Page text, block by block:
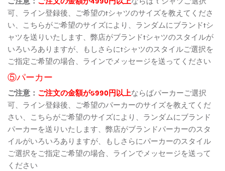
可、ライン登録後、ご希望のtシャツのサイズを教えてくださ
い、こちらがご希望のサイズにより、ランダムにブランドtシ
ャツを送りいたします、弊店がブランドtシャツのスタイルが
いろいろありますが、もしさらにtシャツのスタイルご選択を
ご指定ご希望の場合、ラインでメッセージを送ってください
⑤パーカー
ご注意： ご注文の金額が5990円以上ならばパーカーご選択
可、ライン登録後、ご希望のパーカーのサイズを教えてくだ
さい、こちらがご希望のサイズにより、ランダムにブランド
パーカーを送りいたします、弊店がブランドパーカーのスタ
イルがいろいろありますが、もしさらにパーカーのスタイル
ご選択をご指定ご希望の場合、ラインでメッセージを送って
ください